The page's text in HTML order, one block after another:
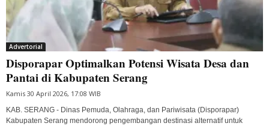
Advertorial
Disporapar Optimalkan Potensi Wisata Desa dan
Pantai di Kabupaten Serang
Kamis 30 April 2026, 17:08 WIB
KAB. SERANG - Dinas Pemuda, Olahraga, dan Pariwisata (Disporapar)
Kabupaten Serang mendorong pengembangan destinasi alternatif untuk